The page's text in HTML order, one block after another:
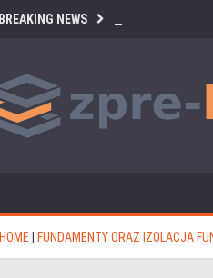
BREAKING NEWS
HOME FUNDAMENTY ORAZ IZOLACJA